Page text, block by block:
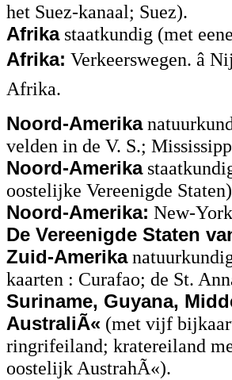
het Suez-kanaal; Suez).
Afrikastaatkundig (met
Afrika: Verkeerswegen. â
Afrika.
Noord-Amerika
velden in de V. S.;
Noord-Amerika
oostelijke Vereenigde
Noord-Amerika: New-
De Vereenigde Staten
Zuid-Amerika
kaarten : Curafao; de St.
Suriname, Guyana,
AustraliÃ« (met vijf
ringrifeiland; kratereiland
oostelijk AustrahÃ«).